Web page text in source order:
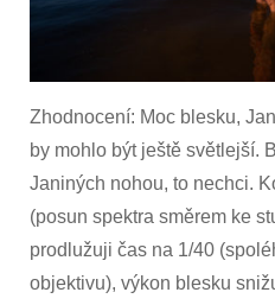
Zhodnocení: Moc blesku,
by mohlo být ještě světlejší.
Janiných nohou, to nechci.
(posun spektra směrem ke
prodlužuji čas na 1/40
objektivu), výkon blesku